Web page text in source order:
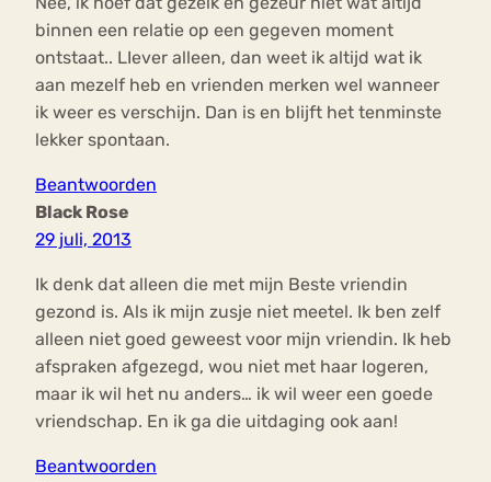
binnen een relatie op een gegeven moment
ontstaat.. LIever alleen, dan weet ik altijd wat ik
aan mezelf heb en vrienden merken wel wanneer
ik weer es verschijn. Dan is en blijft het tenminste
lekker spontaan.
Beantwoorden
Black Rose
29 juli, 2013
Ik denk dat alleen die met mijn Beste vriendin
gezond is. Als ik mijn zusje niet meetel. Ik ben zelf
alleen niet goed geweest voor mijn vriendin. Ik heb
afspraken afgezegd, wou niet met haar logeren,
maar ik wil het nu anders… ik wil weer een goede
vriendschap. En ik ga die uitdaging ook aan!
Beantwoorden